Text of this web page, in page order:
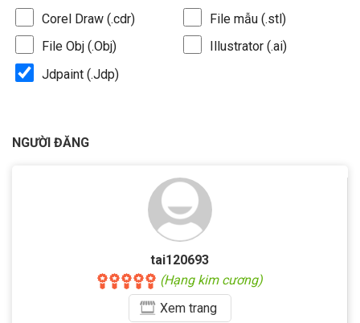
Corel Draw (.cdr)
File mẫu (.stl)
File Obj (.Obj)
Illustrator (.ai)
Jdpaint (.Jdp)
NGƯỜI ĐĂNG
tai120693
(Hạng kim cương)
Xemtrang